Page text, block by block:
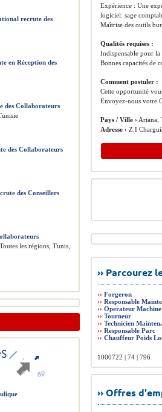
Expérience : Une
logiciel: sage
Maîtrise des outils
Qualités requises :
Indispensable pour
Bonnes capacités de
Comment postuler :
Cette opportunité
Envoyez-nous votre
Pays / Ville › Ariana,
Adresse › Z.I
››
››Forgeron
››Responsable
››Operateur Machine
››Tourneur
››Technicien
››Responsable Parc
››Chauffeur Poids
1000722 | 74 | 796
›› Offres
recrute des
en Réception des
des Collaborateurs
des Collaborateurs
des Conseillers
les régions, Tunis,